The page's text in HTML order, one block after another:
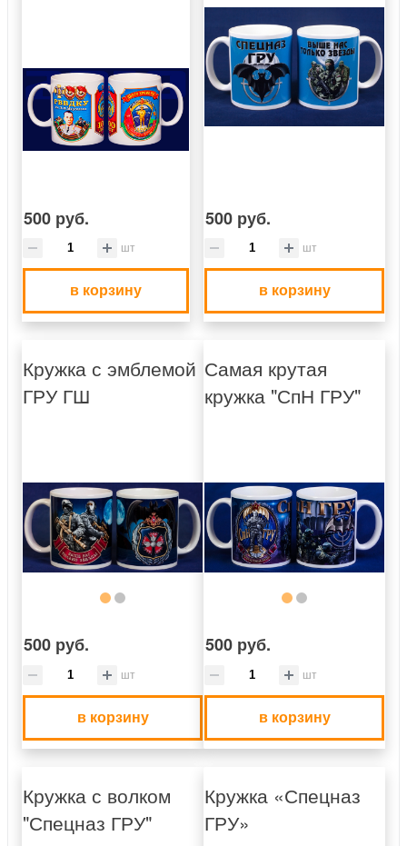
500 руб.
шт
в корзину
500 руб.
шт
в корзину
Кружка с эмблемой
ГРУ ГШ
500 руб.
шт
в корзину
Самая крутая
кружка "СпН ГРУ"
500 руб.
шт
в корзину
Кружка с волком
"Спецназ ГРУ"
Кружка «Спецназ
ГРУ»